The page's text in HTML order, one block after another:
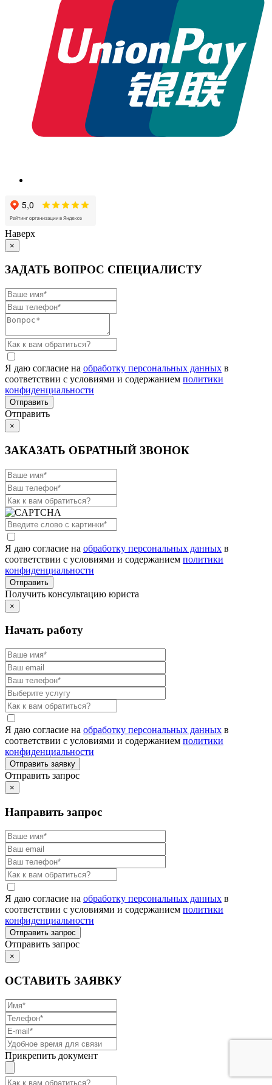
Наверх
×
ЗАДАТЬ ВОПРОС СПЕЦИАЛИСТУ
Я даю согласие на обработку персональных данных в
соответствии с условиями и содержанием политики
конфиденциальности
Отправить
×
ЗАКАЗАТЬ ОБРАТНЫЙ ЗВОНОК
Я даю согласие на обработку персональных данных в
соответствии с условиями и содержанием политики
конфиденциальности
Получить консультацию юриста
×
Начать работу
Я даю согласие на обработку персональных данных в
соответствии с условиями и содержанием политики
конфиденциальности
Отправить запрос
×
Направить запрос
Я даю согласие на обработку персональных данных в
соответствии с условиями и содержанием политики
конфиденциальности
Отправить запрос
×
ОСТАВИТЬ ЗАЯВКУ
Прикрепить документ